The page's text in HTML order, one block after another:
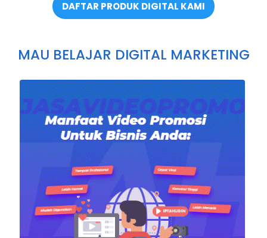
DAFTAR PRODUK DIGITAL KAMI
MAU BELAJAR DIGITAL MARKETING